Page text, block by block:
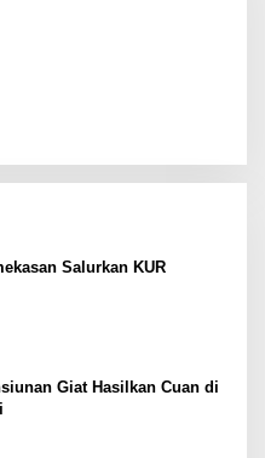
Salurkan KUR
Giat Hasilkan Cuan di